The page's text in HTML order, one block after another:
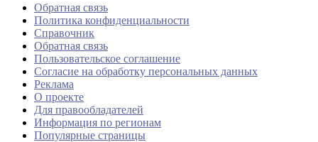
Обратная связь
Политика конфиденциальности
Справочник
Обратная связь
Пользовательское соглашение
Согласие на обработку персональных данных
Реклама
О проекте
Для правообладателей
Информация по регионам
Популярные страницы